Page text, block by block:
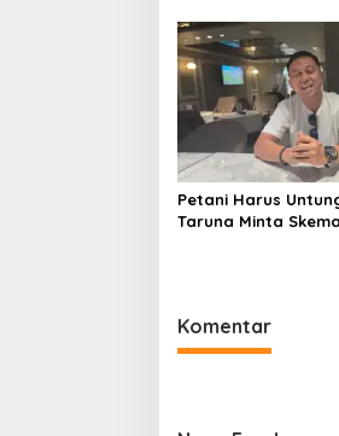
Petani Harus
Taruna Minta
Komentar